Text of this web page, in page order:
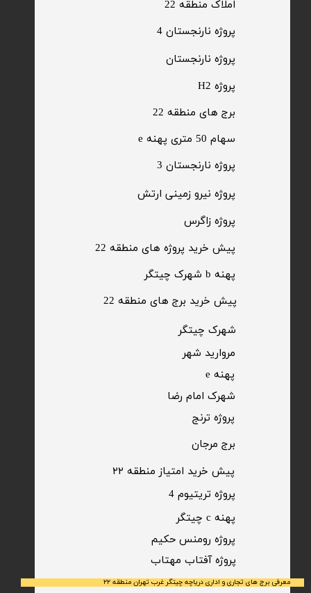
پیش خرید برج های منطقه 22
​سهام 50 متری پهنه e
پهنه b شهرک چیتگر
​املاک منطقه 22
برج های منطقه 22
پیش خرید پروژه های منطقه 22
پروژه H2
​پروژه زاگرس
​پروژه ترنج
​پروژه نارنجستان
​پروژه نیرو زمینی ارتش
پروژه نارنجستان 4
​پروژه نارنجستان 3
​شهرک چیتگر
مروارید شهر​​​​​​​
شهرک امام رضا
پهنه e
برج مرجان
معرفی برج های تجاری و اداری دریاچه چیتگر غرب تهران منطقه ۲۲
پیش خرید امتیاز منطقه ۲۲​​​​​​​
​پروژه آفتاب مهتاب
پروژه رومنس حکیم
پهنه c چیتگر
پروژه تریتیوم 4